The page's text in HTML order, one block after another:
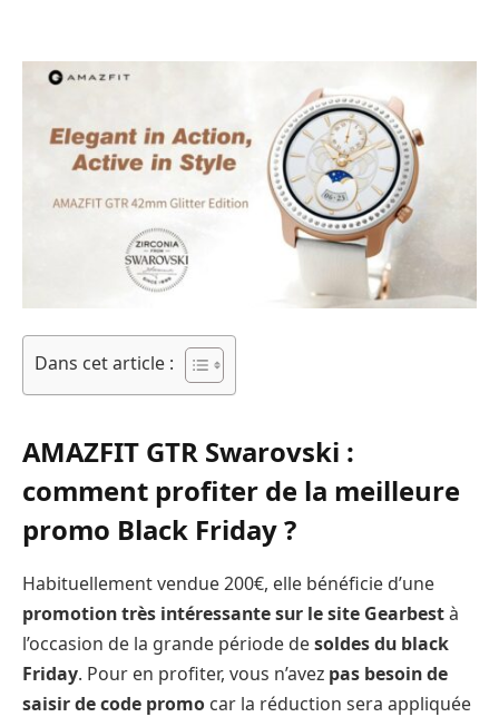
Dans cet article :
AMAZFIT GTR Swarovski :
comment profiter de la meilleure
promo Black Friday ?
Habituellement vendue 200€, elle bénéficie d’une
promotion très intéressante sur le site Gearbestà
l’occasion de la grande période desoldes du black
Friday. Pour en profiter, vous n’avez pas besoin de
saisir de code promo car la réduction sera appliquée